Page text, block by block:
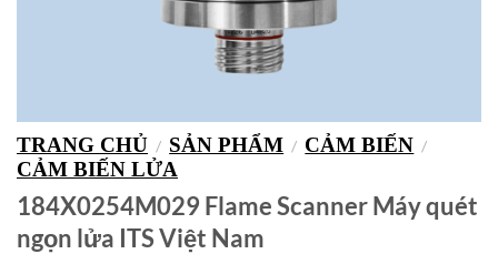
TRANG CHỦ / SẢN PHẨM / CẢM BIẾN /
CẢM BIẾN LỬA
184X0254M029 Flame Scanner Máy quét
ngọn lửa ITS Việt Nam